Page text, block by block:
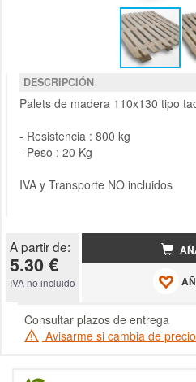
DESCRIPCIÓN
Palets de madera 110x130 tipo
- Resistencia : 800 kg
- Peso : 20 Kg
IVA y Transporte NO incluidos
A partir de:
5.30 €
IVA no incluido
Consultar plazos de entrega
Avisarme si cambia de